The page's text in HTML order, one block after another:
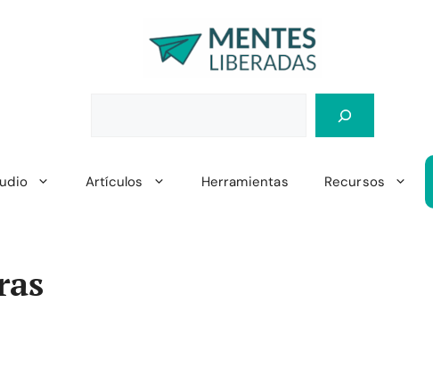
Artículos Herramientas Recursos